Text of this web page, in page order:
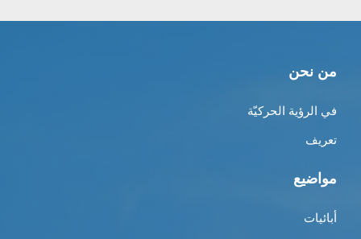
من نحن
في الرؤية الحركيّة
تعريف
مواضيع
أبائيات